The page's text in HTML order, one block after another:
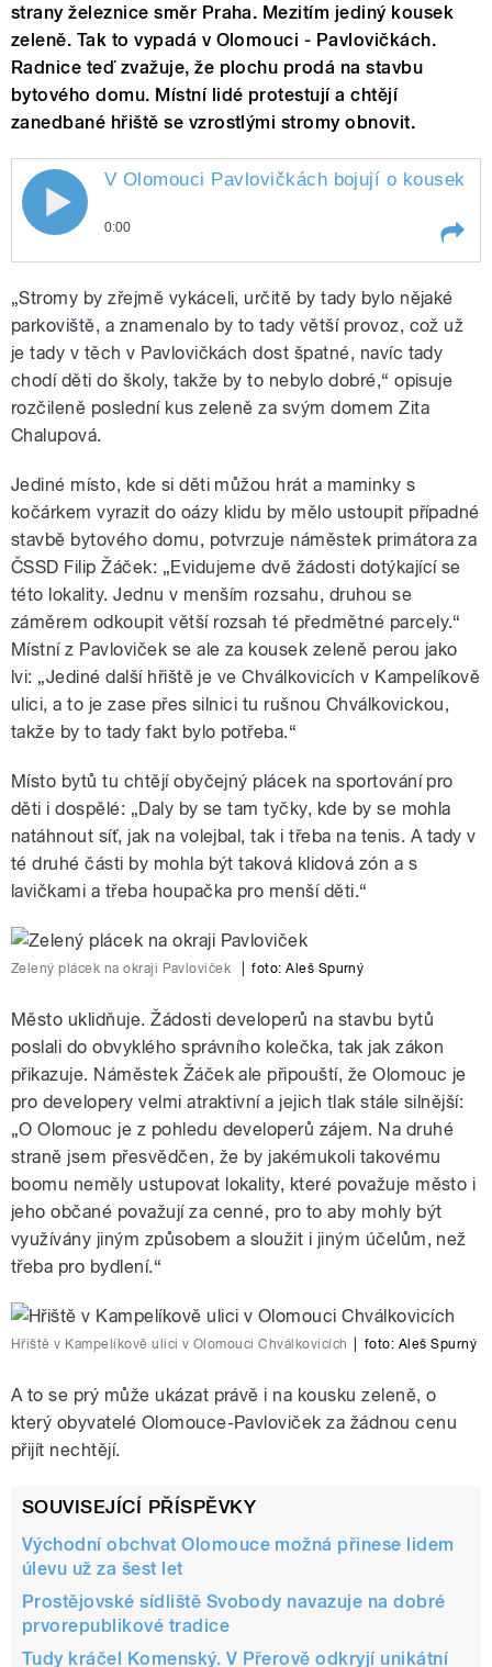
strany železnice směr Praha. Mezitím jediný kousek
zeleně. Tak to vypadá v Olomouci - Pavlovičkách.
Radnice teď zvažuje, že plochu prodá na stavbu
bytového domu. Místní lidé protestují a chtějí
zanedbané hřiště se vzrostlými stromy obnovit.
V Olomouci Pavlovičkách bojují o
kousek zeleně
pause
V Olomouci Pavlovičkách bojují o kousek
0:00
kousek
„Stromy by zřejmě vykáceli, určitě by tady bylo nějaké
parkoviště, a znamenalo by to tady větší provoz, což už
je tady v těch v Pavlovičkách dost špatné, navíc tady
chodí děti do školy, takže by to nebylo dobré,“ opisuje
rozčileně poslední kus zeleně za svým domem Zita
Chalupová.
Jediné místo, kde si děti můžou hrát a maminky s
kočárkem vyrazit do oázy klidu by mělo ustoupit případné
stavbě bytového domu, potvrzuje náměstek primátora za
ČSSD Filip Žáček: „Evidujeme dvě žádosti dotýkající se
této lokality. Jednu v menším rozsahu, druhou se
záměrem odkoupit větší rozsah té předmětné parcely.“
Místní z Pavloviček se ale za kousek zeleně perou jako
lvi: „Jediné další hřiště je ve Chválkovicích v Kampelíkově
ulici, a to je zase přes silnici tu rušnou Chválkovickou,
takže by to tady fakt bylo potřeba.“
Místo bytů tu chtějí obyčejný plácek na sportování pro
děti i dospělé: „Daly by se tam tyčky, kde by se mohla
natáhnout síť, jak na volejbal, tak i třeba na tenis. A tady v
té druhé části by mohla být taková klidová zón a s
lavičkami a třeba houpačka pro menší děti.“
Zelený plácek na okraji Pavloviček foto: Aleš Spurný
Město uklidňuje. Žádosti developerů na stavbu bytů
poslali do obvyklého správního kolečka, tak jak zákon
přikazuje. Náměstek Žáček ale připouští, že Olomouc je
pro developery velmi atraktivní a jejich tlak stále silnější:
„O Olomouc je z pohledu developerů zájem. Na druhé
straně jsem přesvědčen, že by jakémukoli takovému
boomu neměly ustupovat lokality, které považuje město i
jeho občané považují za cenné, pro to aby mohly být
využívány jiným způsobem a sloužit i jiným účelům, než
třeba pro bydlení.“
Hřiště v Kampelíkově ulici v Olomouci Chválkovicích foto: Aleš Spurný
A to se prý může ukázat právě i na kousku zeleně, o
který obyvatelé Olomouce-Pavloviček za žádnou cenu
přijít nechtějí.
SOUVISEJÍCÍ PŘÍSPĚVKY
Východní obchvat Olomouce možná přinese lidem
úlevu už za šest let
Prostějovské sídliště Svobody navazuje na dobré
prvorepublikové tradice
Tudy kráčel Komenský. V Přerově odkryjí unikátní